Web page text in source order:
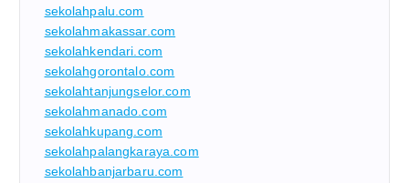
sekolahpalu.com
sekolahmakassar.com
sekolahkendari.com
sekolahgorontalo.com
sekolahtanjungselor.com
sekolahmanado.com
sekolahkupang.com
sekolahpalangkaraya.com
sekolahbanjarbaru.com